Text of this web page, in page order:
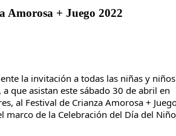
Amorosa + Juego 2022
la invitación a todas las niñas y niños
que asistan este sábado 30 de abril en
al Festival de Crianza Amorosa +
marco de la Celebración del Día del